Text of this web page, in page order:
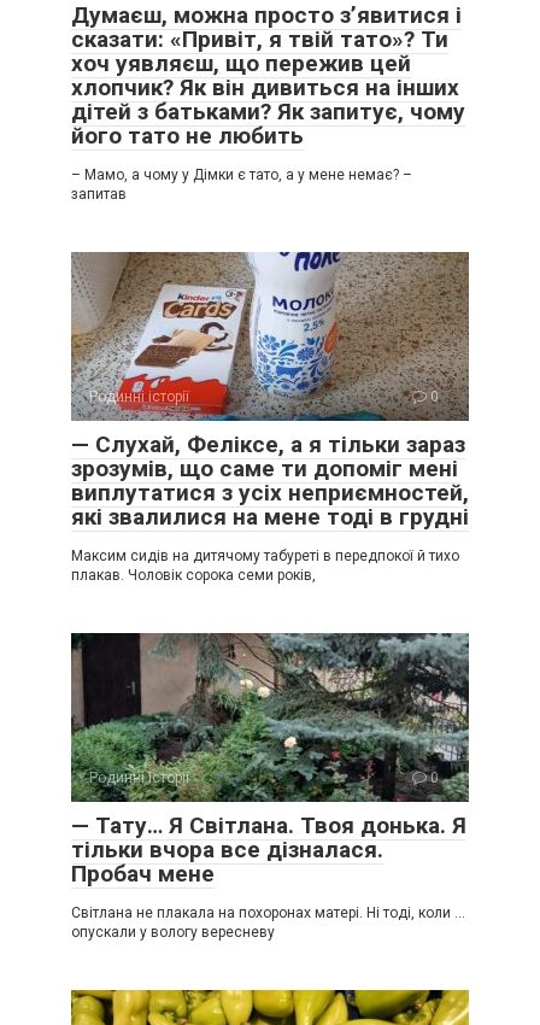
Думаєш, можна просто з’явитися і
сказати: «Привіт, я твій тато»? Ти
хоч уявляєш, що пережив цей
хлопчик? Як він дивиться на інших
дітей з батьками? Як запитує, чому
його тато не любить
– Мамо, а чому у Дімки є тато, а у мене немає? –
запитав
Родинні історії 0
— Слухай, Феліксе, а я тільки зараз
зрозумів, що саме ти допоміг мені
виплутатися з усіх неприємностей,
які звалилися на мене тоді в грудні
Максим сидів на дитячому табуреті в передпокої й тихо
плакав. Чоловік сорока семи років,
Родинні історії 0
— Тату… Я Світлана. Твоя донька. Я
тільки вчора все дізналася.
Пробач мене
Світлана не плакала на похоронах матері. Ні тоді, коли …
опускали у вологу вересневу